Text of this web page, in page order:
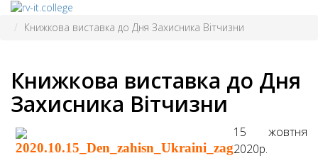
Книжкова виставка до Дня Захисника Вітчизни
Книжкова виставка до Дня
Захисника Вітчизни
15 жовтня
2020р.